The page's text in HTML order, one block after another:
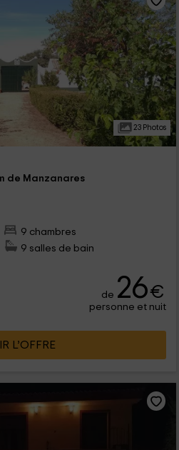
23 Photos
de Manzanares
9 chambres
9 salles de bain
de 26€
personne et nuit
L’OFFRE